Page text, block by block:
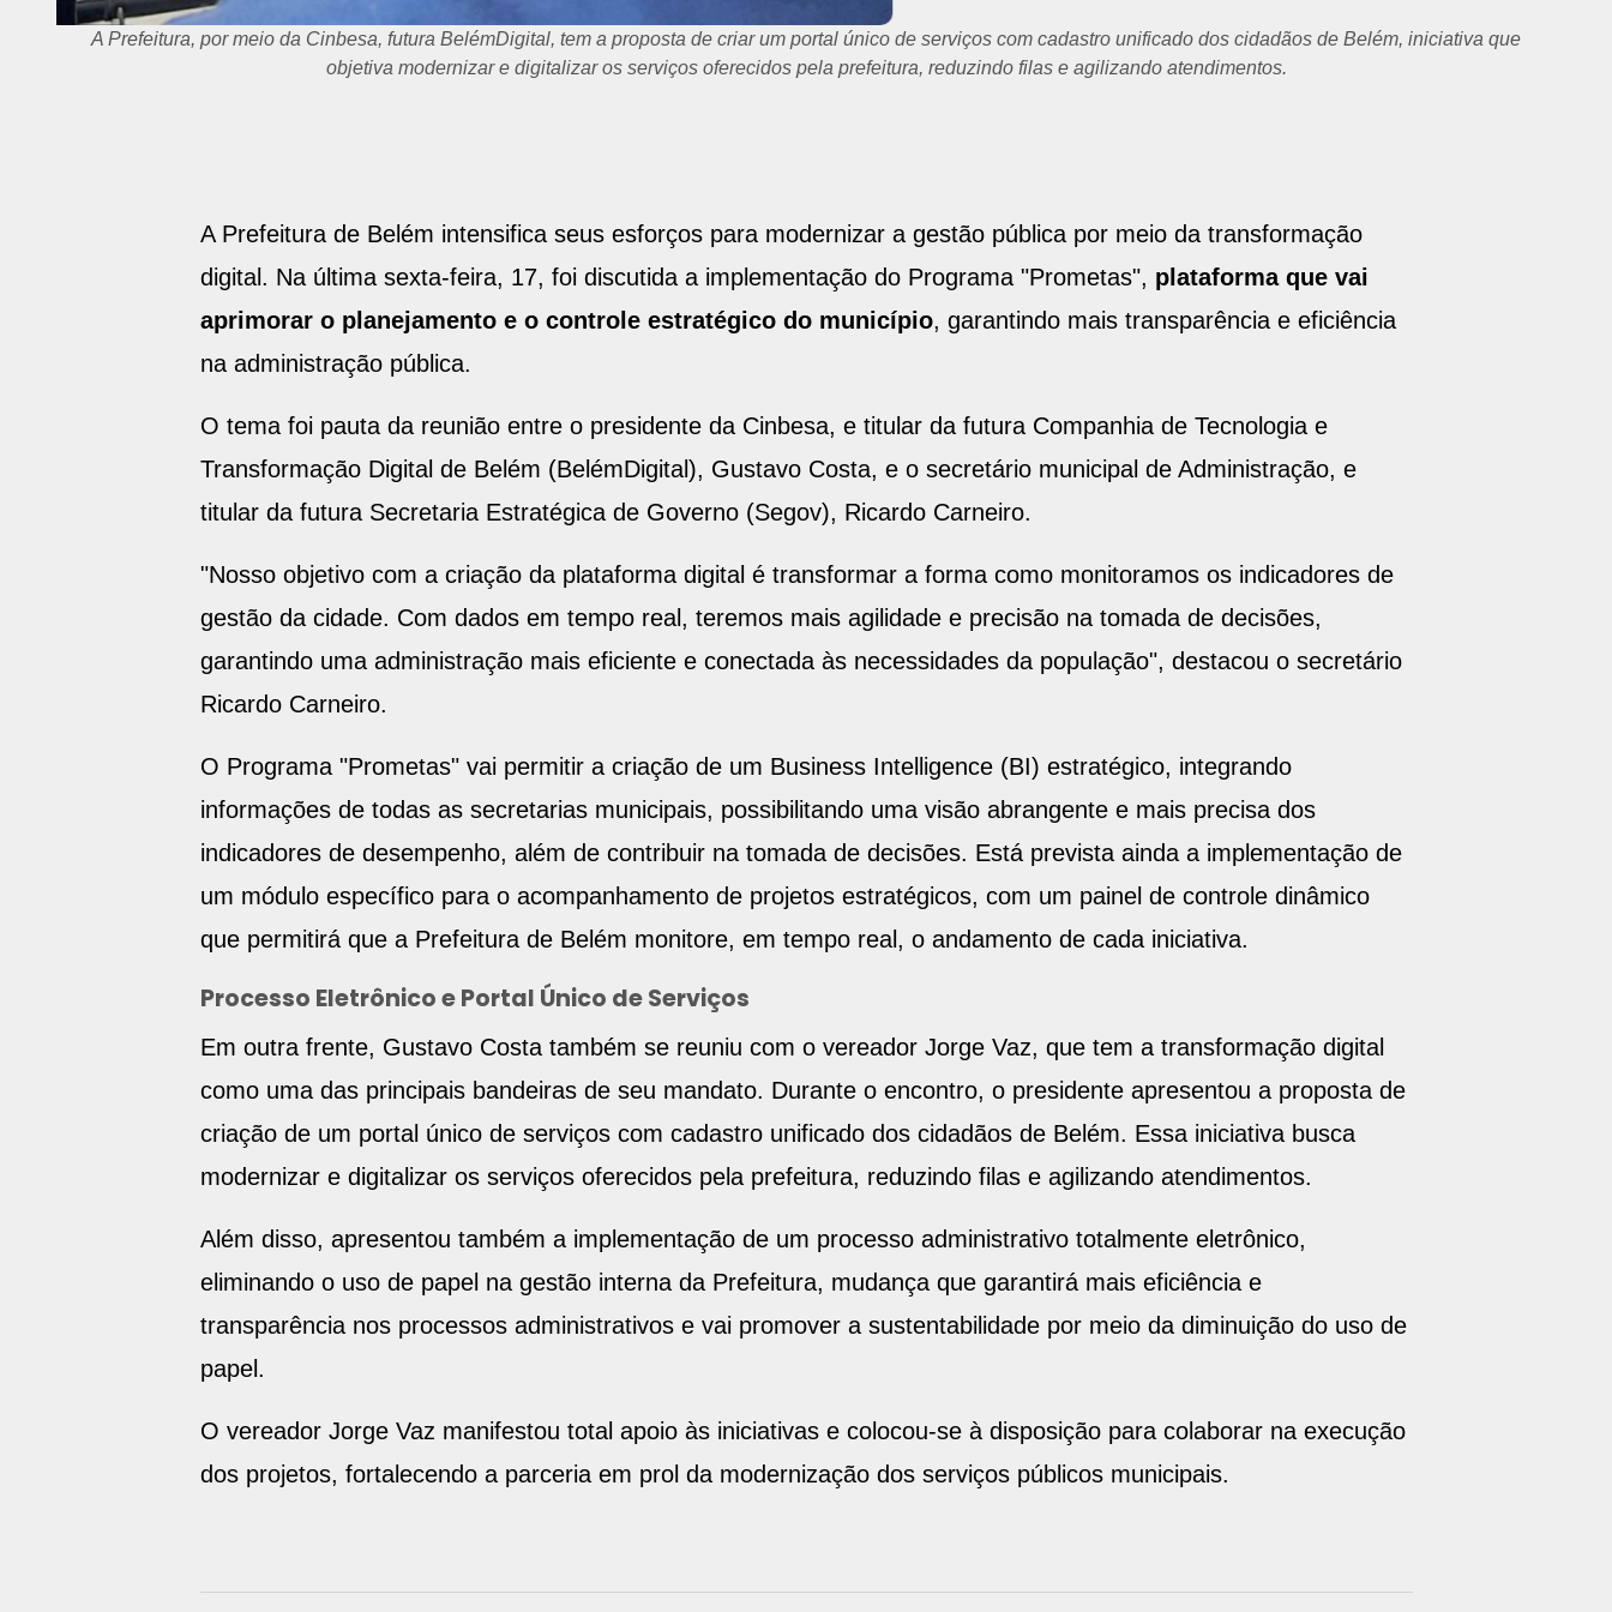
A Prefeitura, por meio da Cinbesa, futura BelémDigital, tem a proposta de criar um portal único de serviços com cadastro unificado dos cidadãos de Belém, iniciativa que
objetiva modernizar e digitalizar os serviços oferecidos pela prefeitura, reduzindo filas e agilizando atendimentos.
A Prefeitura de Belém intensifica seus esforços para modernizar a gestão pública por meio da transformação
digital. Na última sexta-feira, 17, foi discutida a implementação do Programa "Prometas", plataforma que vai
aprimorar o planejamento e o controle estratégico do município, garantindo mais transparência e eficiência
na administração pública.
O tema foi pauta da reunião entre o presidente da Cinbesa, e titular da futura Companhia de Tecnologia e
Transformação Digital de Belém (BelémDigital), Gustavo Costa, e o secretário municipal de Administração, e
titular da futura Secretaria Estratégica de Governo (Segov), Ricardo Carneiro.
"Nosso objetivo com a criação da plataforma digital é transformar a forma como monitoramos os indicadores de
gestão da cidade. Com dados em tempo real, teremos mais agilidade e precisão na tomada de decisões,
garantindo uma administração mais eficiente e conectada às necessidades da população", destacou o secretário
Ricardo Carneiro.
O Programa "Prometas" vai permitir a criação de um Business Intelligence (BI) estratégico, integrando
informações de todas as secretarias municipais, possibilitando uma visão abrangente e mais precisa dos
indicadores de desempenho, além de contribuir na tomada de decisões. Está prevista ainda a implementação de
um módulo específico para o acompanhamento de projetos estratégicos, com um painel de controle dinâmico
que permitirá que a Prefeitura de Belém monitore, em tempo real, o andamento de cada iniciativa.
Processo Eletrônico e Portal Único de Serviços
Em outra frente, Gustavo Costa também se reuniu com o vereador Jorge Vaz, que tem a transformação digital
como uma das principais bandeiras de seu mandato. Durante o encontro, o presidente apresentou a proposta de
criação de um portal único de serviços com cadastro unificado dos cidadãos de Belém. Essa iniciativa busca
modernizar e digitalizar os serviços oferecidos pela prefeitura, reduzindo filas e agilizando atendimentos.
Além disso, apresentou também a implementação de um processo administrativo totalmente eletrônico,
eliminando o uso de papel na gestão interna da Prefeitura, mudança que garantirá mais eficiência e
transparência nos processos administrativos e vai promover a sustentabilidade por meio da diminuição do uso de
papel.
O vereador Jorge Vaz manifestou total apoio às iniciativas e colocou-se à disposição para colaborar na execução
dos projetos, fortalecendo a parceria em prol da modernização dos serviços públicos municipais.